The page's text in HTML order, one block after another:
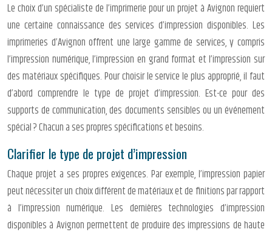
Le choix d’un spécialiste de l’imprimerie pour un projet à Avignon requiert
une certaine connaissance des services d’impression disponibles. Les
imprimeries d’Avignon offrent une large gamme de services, y compris
l’impression numérique, l’impression en grand format et l’impression sur
des matériaux spécifiques. Pour choisir le service le plus approprié, il faut
d’abord comprendre le type de projet d’impression. Est-ce pour des
supports de communication, des documents sensibles ou un événement
spécial ? Chacun a ses propres spécifications et besoins.
Clarifier le type de projet d’impression
Chaque projet a ses propres exigences. Par exemple, l’impression papier
peut nécessiter un choix différent de matériaux et de finitions par rapport
à l’impression numérique. Les dernières technologies d’impression
disponibles à Avignon permettent de produire des impressions de haute